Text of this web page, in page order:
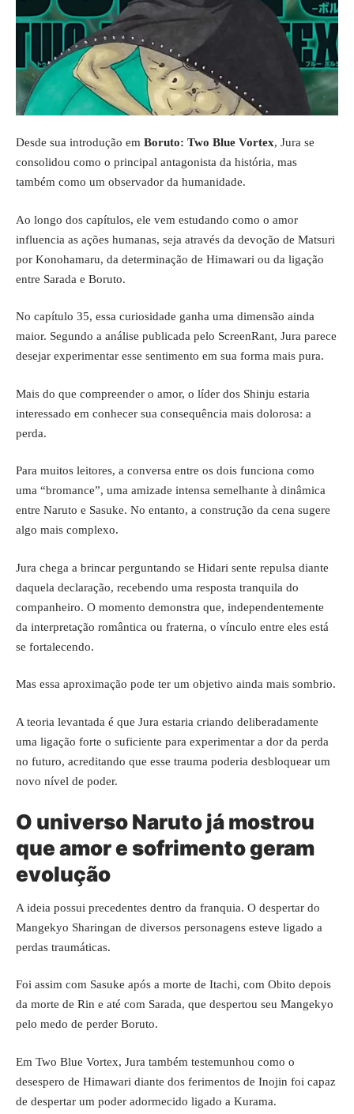
Desde sua introdução em Boruto: Two Blue Vortex, Jura se
consolidou como o principal antagonista da história, mas
também como um observador da humanidade.
Ao longo dos capítulos, ele vem estudando como o amor
influencia as ações humanas, seja através da devoção de Matsuri
por Konohamaru, da determinação de Himawari ou da ligação
entre Sarada e Boruto.
No capítulo 35, essa curiosidade ganha uma dimensão ainda
maior. Segundo a análise publicada pelo ScreenRant, Jura parece
desejar experimentar esse sentimento em sua forma mais pura.
Mais do que compreender o amor, o líder dos Shinju estaria
interessado em conhecer sua consequência mais dolorosa: a
perda.
Para muitos leitores, a conversa entre os dois funciona como
uma “bromance”, uma amizade intensa semelhante à dinâmica
entre Naruto e Sasuke. No entanto, a construção da cena sugere
algo mais complexo.
Jura chega a brincar perguntando se Hidari sente repulsa diante
daquela declaração, recebendo uma resposta tranquila do
companheiro. O momento demonstra que, independentemente
da interpretação romântica ou fraterna, o vínculo entre eles está
se fortalecendo.
Mas essa aproximação pode ter um objetivo ainda mais sombrio.
A teoria levantada é que Jura estaria criando deliberadamente
uma ligação forte o suficiente para experimentar a dor da perda
no futuro, acreditando que esse trauma poderia desbloquear um
novo nível de poder.
O universo Naruto já mostrou
que amor e sofrimento geram
evolução
A ideia possui precedentes dentro da franquia. O despertar do
Mangekyo Sharingan de diversos personagens esteve ligado a
perdas traumáticas.
Foi assim com Sasuke após a morte de Itachi, com Obito depois
da morte de Rin e até com Sarada, que despertou seu Mangekyo
pelo medo de perder Boruto.
Em Two Blue Vortex, Jura também testemunhou como o
desespero de Himawari diante dos ferimentos de Inojin foi capaz
de despertar um poder adormecido ligado a Kurama.